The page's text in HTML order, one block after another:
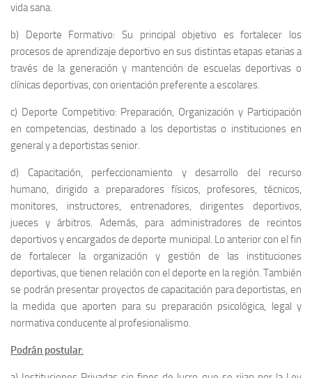
vida sana.
b) Deporte Formativo: Su principal objetivo es fortalecer los
procesos de aprendizaje deportivo en sus distintas etapas etarias a
través de la generación y mantención de escuelas deportivas o
clínicas deportivas, con orientación preferente a escolares.
c) Deporte Competitivo: Preparación, Organización y Participación
en competencias, destinado a los deportistas o instituciones en
general y a deportistas senior.
d) Capacitación, perfeccionamiento y desarrollo del recurso
humano, dirigido a preparadores físicos, profesores, técnicos,
monitores, instructores, entrenadores, dirigentes deportivos,
jueces y árbitros. Además, para administradores de recintos
deportivos y encargados de deporte municipal. Lo anterior con el fin
de fortalecer la organización y gestión de las instituciones
deportivas, que tienen relación con el deporte en la región. También
se podrán presentar proyectos de capacitación para deportistas, en
la medida que aporten para su preparación psicológica, legal y
normativa conducente al profesionalismo.
Podrán postular: